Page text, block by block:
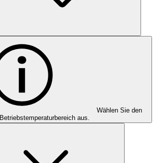
Wählen Sie den
Betriebstemperaturbereich aus.